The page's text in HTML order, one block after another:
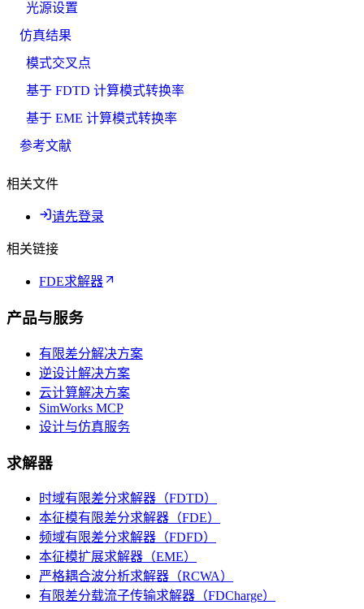
光源设置
仿真结果
模式交叉点
基于 FDTD 计算模式转换率
基于 EME 计算模式转换率
参考文献
相关文件
请先登录
相关链接
FDE求解器
产品与服务
有限差分解决方案
逆设计解决方案
云计算解决方案
SimWorks MCP
设计与仿真服务
求解器
时域有限差分求解器（FDTD）
本征模有限差分求解器（FDE）
频域有限差分求解器（FDFD）
本征模扩展求解器（EME）
严格耦合波分析求解器（RCWA）
有限差分载流子传输求解器（FDCharge）